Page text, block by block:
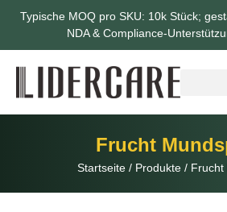
Typische MOQ pro SKU: 10k Stück;
NDA & Compliance-
Frucht
Startseite/ Produkte/ Frucht